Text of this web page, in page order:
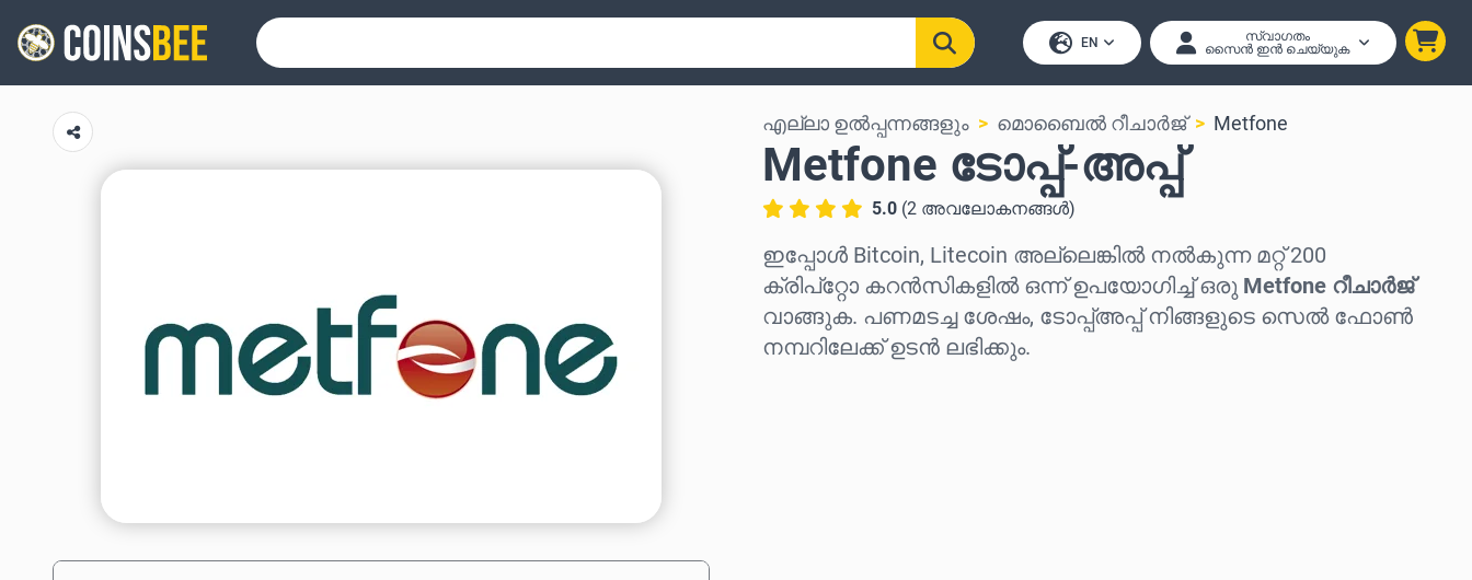
EN
സ്വാഗതം
സൈൻ ഇൻ ചെയ്യുക
എല്ലാ ഉൽപ്പന്നങ്ങളും മൊബൈൽ റീചാർജ് Metfone
Metfone ടോപ്പ്-അപ്പ്
5.0 (2 അവലോകനങ്ങൾ)
ഇപ്പോൾ Bitcoin, Litecoin അല്ലെങ്കിൽ നൽകുന്ന മറ്റ് 200
ക്രിപ്‌റ്റോ കറൻസികളിൽ ഒന്ന് ഉപയോഗിച്ച് ഒരു Metfone റീചാർജ്
വാങ്ങുക. പണമടച്ച ശേഷം, ടോപ്പ്അപ്പ് നിങ്ങളുടെ സെൽ ഫോൺ
നമ്പറിലേക്ക് ഉടൻ ലഭിക്കും.